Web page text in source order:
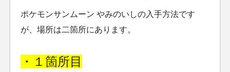
ポケモンサンムーン やみのいしの入手方法です
が、場所は二箇所にあります。
・１箇所目